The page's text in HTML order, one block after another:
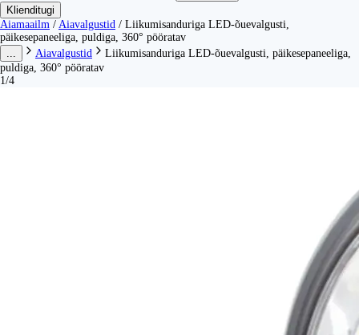
Klienditugi
Aiamaailm / Aiavalgustid / Liikumisanduriga LED-õuevalgusti,
päikesepaneeliga, puldiga, 360° pööratav
Aiavalgustid
Liikumisanduriga LED-õuevalgusti, päikesepaneeliga,
puldiga, 360° pööratav
1/4